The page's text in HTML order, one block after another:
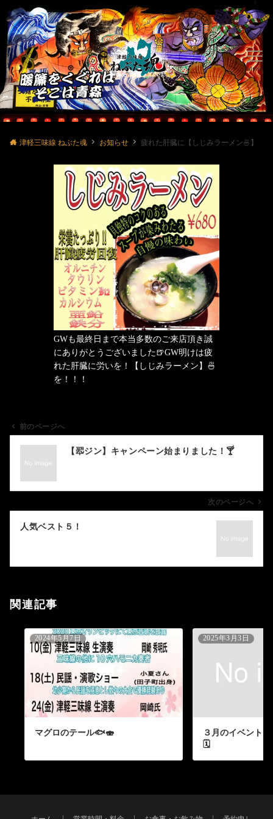
Menu
津軽三味線 ねぶた魂 お知らせ 疲れた肝臓に【しじみラーメン🍜】
GWも最終日まで本当多数のご来店頂き誠
にありがとうございました🍺GW明けは疲
れた肝臓に労いを！【しじみラーメン】🍜
を！！！
ン
前のページへ
【翆ジン】キャンペーン始まりました！🍸
次のページへ
人気ベスト５！
関連記事
2024年5月7日
マグロのテール🐟🍣
2025年3月3日
３月のイベント
🗓️